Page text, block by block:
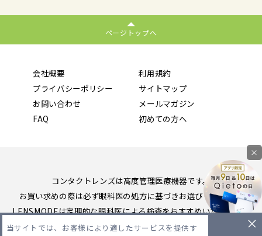
ページトップへ
会社概要
利用規約
プライバシーポリシー
サイトマップ
お問い合わせ
メールマガジン
FAQ
初めての方へ
コンタクトレンズは高度管理医療機器です。
お買い求めの際は必ず眼科医の処方に基づきお選びください。
LENSMODEは定期的な眼科医による検査をおすすめいたします。
当サイトでは、お客様により適したサービスを提供す
×